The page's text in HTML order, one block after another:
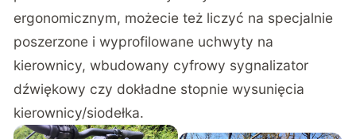
ergonomicznym, możecie też liczyć na specjalnie
poszerzone i wyprofilowane uchwyty na
kierownicy, wbudowany cyfrowy sygnalizator
dźwiękowy czy dokładne stopnie wysunięcia
kierownicy/siodełka.